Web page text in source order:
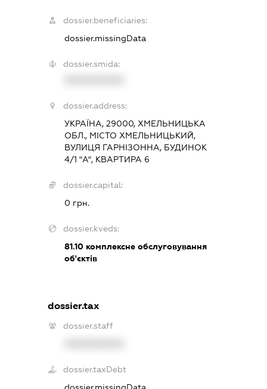
dossier.beneficiaries:
dossier.missingData
dossier.smida:
dossier.address:
УКРАЇНА, 29000, ХМЕЛЬНИЦЬКА
ОБЛ., МІСТО ХМЕЛЬНИЦЬКИЙ,
ВУЛИЦЯ ГАРНІЗОННА, БУДИНОК
4/1 "А", КВАРТИРА 6
dossier.capital:
0 грн.
dossier.kveds:
81.10 комплексне обслуговування
об'єктів
dossier.tax
dossier.staff
dossier.taxDebt